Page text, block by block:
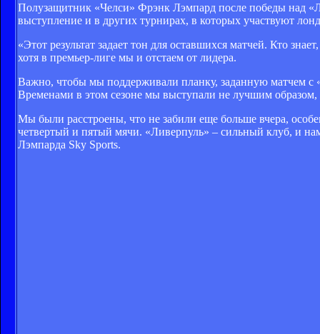
Полузащитник «Челси» Фрэнк Лэмпард после победы над
выступление и в других турнирах, в которых участвуют
«Этот результат задает тон для оставшихся матчей. Кто
хотя в премьер-лиге мы и отстаем от лидера.
Важно, чтобы мы поддерживали планку, заданную матчем с
Временами в этом сезоне мы выступали не лучшим
Мы были расстроены, что не забили еще больше вчера,
четвертый и пятый мячи. «Ливерпуль» – сильный клуб, и
Лэмпарда Sky Sports.